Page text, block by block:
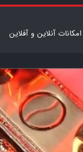
امکانات آنلاین و آفلاین